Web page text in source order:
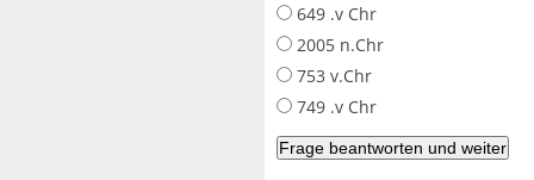
649 .v Chr
2005 n.Chr
753 v.Chr
749 .v Chr